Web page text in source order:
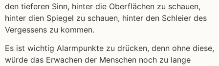
den tieferen Sinn, hinter die Oberflächen zu schauen,
hinter dien Spiegel zu schauen, hinter den Schleier des
Vergessens zu kommen.
Es ist wichtig Alarmpunkte zu drücken, denn ohne diese,
würde das Erwachen der Menschen noch zu lange